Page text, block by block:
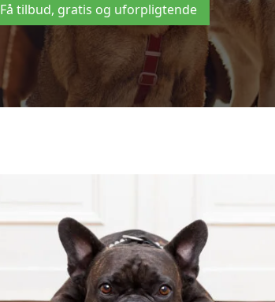
Få tilbud, gratis og uforpligtende